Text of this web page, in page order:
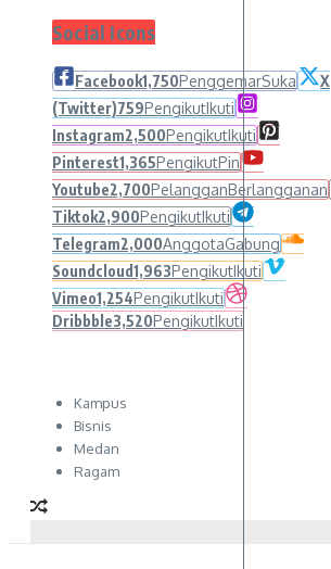
Social Icons
Facebook1,750PenggemarSuka
X
(Twitter)759PengikutIkuti
Instagram2,500PengikutIkuti
Pinterest1,365PengikutPin
Youtube2,700PelangganBerlangganan
Tiktok2,900PengikutIkuti
Telegram2,000AnggotaGabung
Soundcloud1,963PengikutIkuti
Vimeo1,254PengikutIkuti
Dribbble3,520PengikutIkuti
Kampus
Bisnis
Medan
Ragam